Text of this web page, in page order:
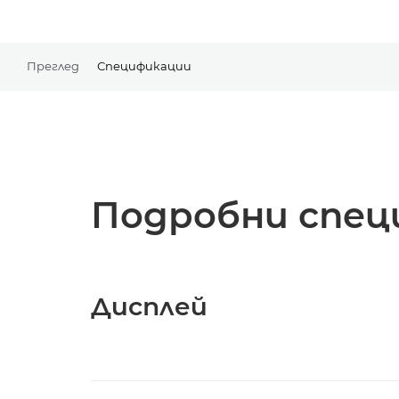
Преглед Спецификации
Подробни
Дисплей